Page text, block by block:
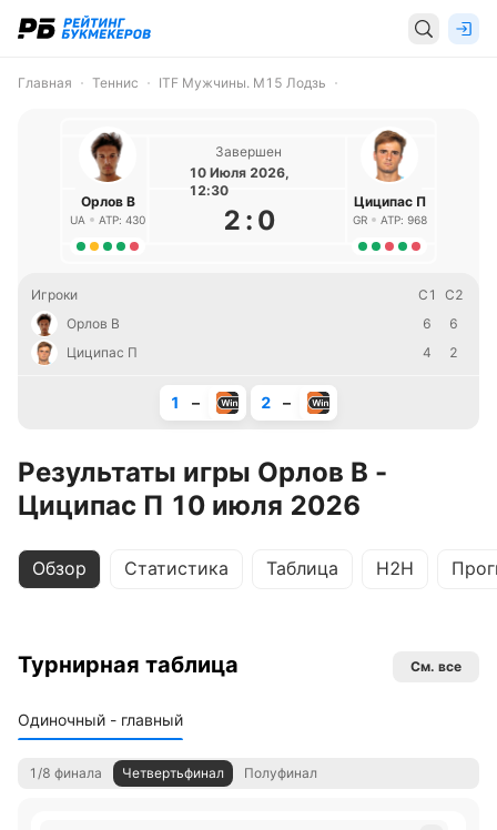
Главная Теннис ITF Мужчины. M15 Лодзь
Орлов В
UA ATP: 430
Завершен
10 Июля 2026,
12:30
2 : 0
Циципас П
GR ATP: 968
Игроки С1
С2
Орлов В
6
6
Циципас П
4 2
1 – 2 –
Результаты игры Орлов В -
Циципас П 10 июля 2026
Обзор Статистика Таблица H2H
Турнирная таблица См. все
Одиночный - главный
1/8 финала Четвертьфинал Полуфинал